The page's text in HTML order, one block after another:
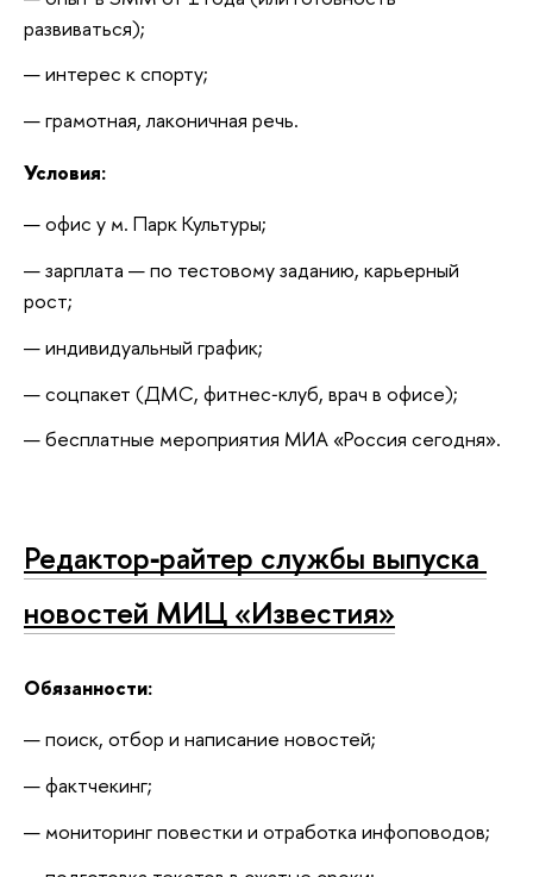
развиваться);
интерес к спорту;
грамотная, лаконичная речь.
Условия:
офис у м. Парк Культуры;
зарплата — по тестовому заданию, карьерный
рост;
индивидуальный график;
соцпакет (ДМС, фитнес‑клуб, врач в офисе);
бесплатные мероприятия МИА «Россия сегодня».
Редактор‑райтер службы выпуска
новостей МИЦ «Известия»
Обязанности:
поиск, отбор и написание новостей;
фактчекинг;
мониторинг повестки и отработка инфоповодов;